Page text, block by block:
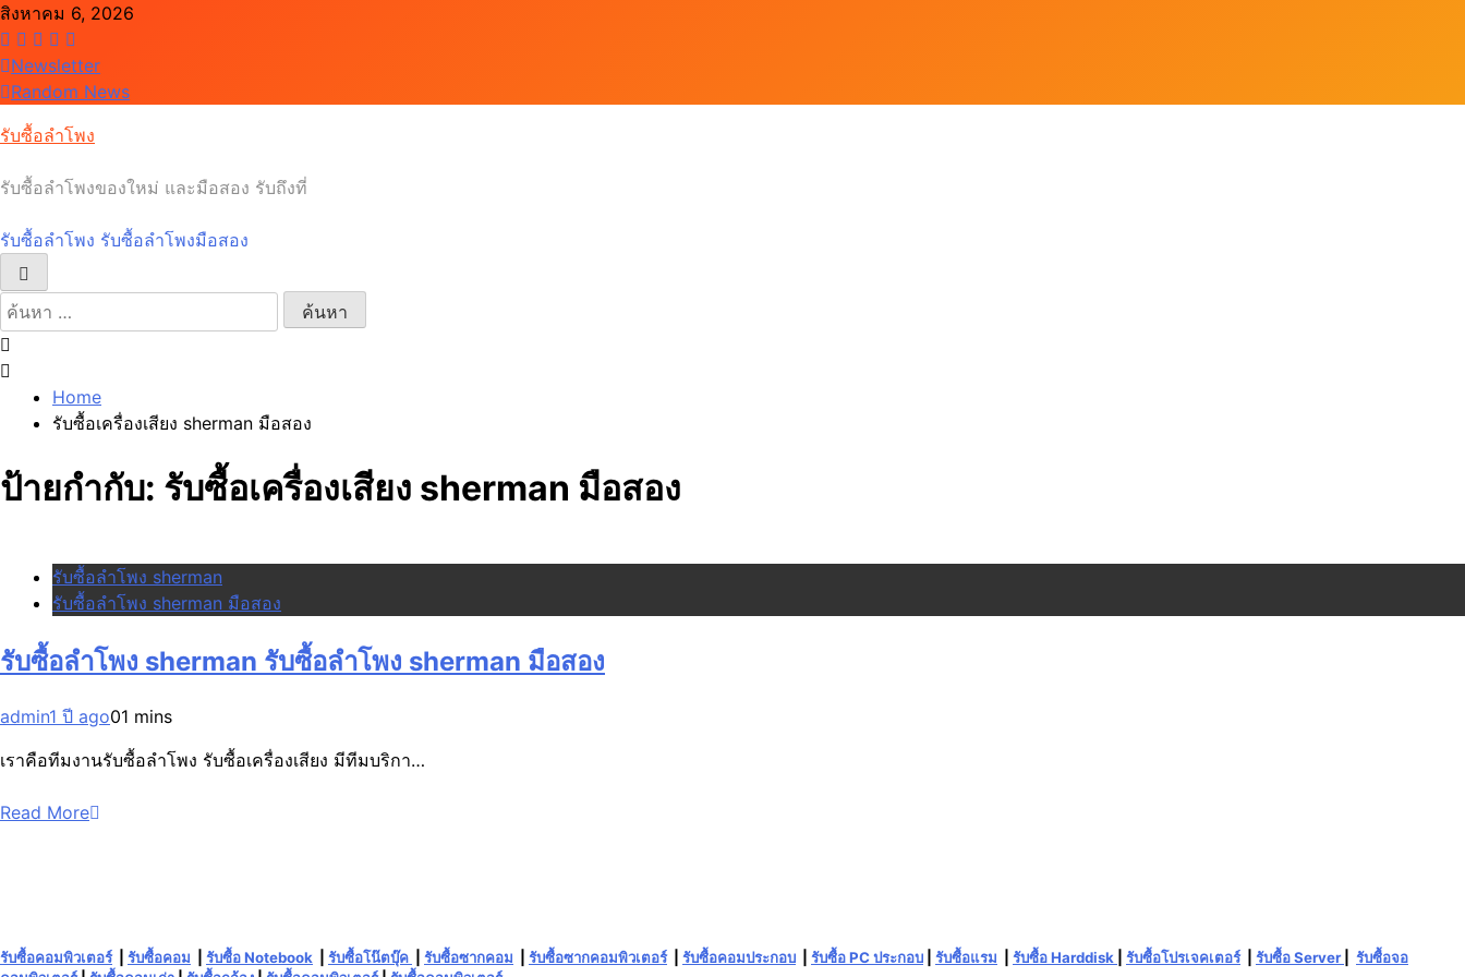
Skip
to
content
สิงหาคม 6, 2026
Newsletter
Random News
รับซื้อลำโพง
รับซื้อลำโพงของใหม่ และมือสอง รับถึงที่
รับซื้อลำโพง รับซื้อลำโพงมือสอง
ค้นหา
สำหรับ:
Home
รับซื้อเครื่องเสียง sherman มือสอง
ป้ายกำกับ: รับซื้อเครื่องเสียง sherman มือสอง
รับซื้อลำโพง sherman
รับซื้อลำโพง sherman มือสอง
รับซื้อลำโพง sherman รับซื้อลำโพง sherman มือสอง
admin1 ปี ago01 mins
เราคือทีมงานรับซื้อลำโพง รับซื้อเครื่องเสียง มีทีมบริกา…
Read More
รับซื้อคอมพิวเตอร์| รับซื้อคอม รับซื้อ Notebook รับซื้อโน๊ตบุ๊ค รับซื้อซากคอม รับซื้อซากคอมพิวเตอร์| รับซื้อคอมประกอบ รับซื้อ PC ประกอบ รับซื้อแรม รับซื้อ Harddisk รับซื้อโปรเจคเตอร์| รับซื้อ Server
รับซื้อจอ